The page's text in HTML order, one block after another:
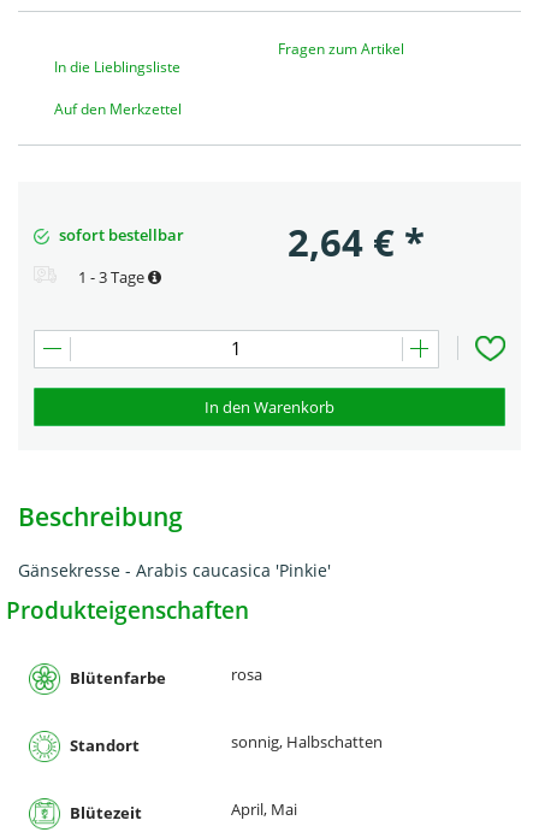
In die Lieblingsliste
Auf den Merkzettel
Fragen zum Artikel
sofort bestellbar
1 - 3 Tage
2,64 € *
In den Warenkorb
Beschreibung
Gänsekresse - Arabis caucasica 'Pinkie'
Produkteigenschaften
Blütenfarbe rosa
Standort sonnig, Halbschatten
Blütezeit April, Mai